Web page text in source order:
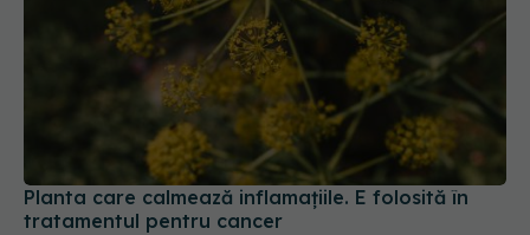
Planta care calmează inflamațiile. E folosită în
tratamentul pentru cancer